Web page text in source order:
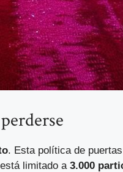
. Esta política de
limitado a 3.000